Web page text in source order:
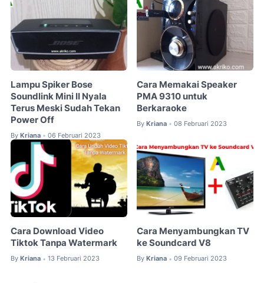
Lampu Spiker Bose
Soundlink Mini II Nyala
Terus Meski Sudah Tekan
Power Off
By Kriana • 06 Februari 2023
Cara Memakai Speaker
PMA 9310 untuk
Berkaraoke
By Kriana • 08 Februari 2023
Cara Download Video
Tiktok Tanpa Watermark
By Kriana • 13 Februari 2023
Cara Menyambungkan TV
ke Soundcard V8
By Kriana • 09 Februari 2023